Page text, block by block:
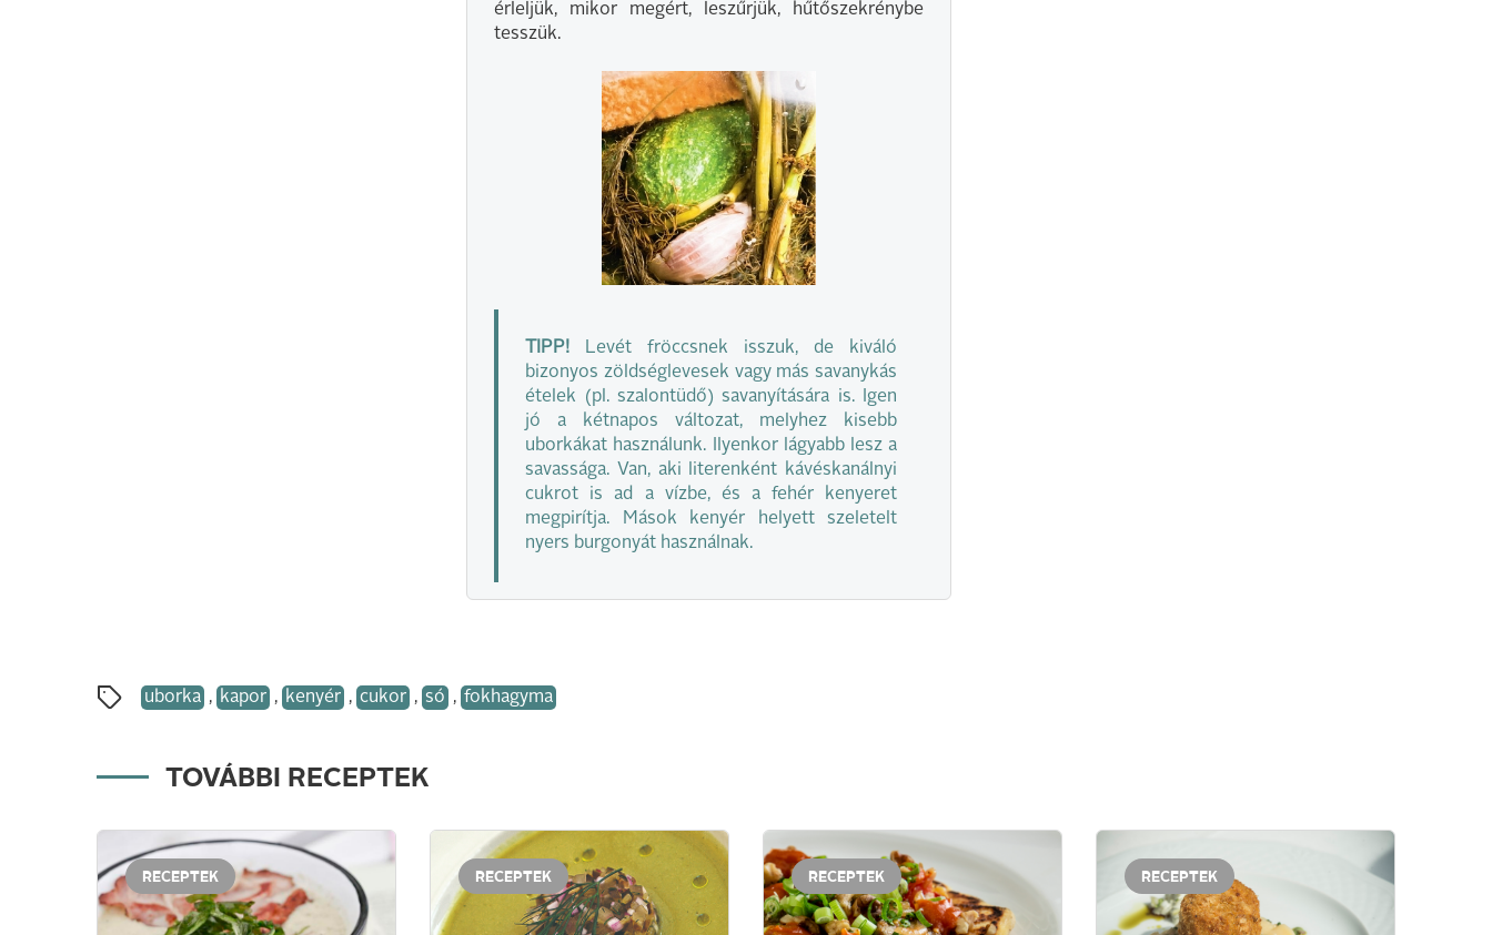
érleljük, mikor megért, leszűrjük, hűtőszekrénybe
tesszük.
TIPP! Levét fröccsnek isszuk, de kiváló
bizonyos zöldséglevesek vagy más savanykás
ételek (pl. szalontüdő) savanyítására is. Igen
jó a kétnapos változat, melyhez kisebb
uborkákat használunk. Ilyenkor lágyabb lesz a
savassága. Van, aki literenként kávéskanálnyi
cukrot is ad a vízbe, és a fehér kenyeret
megpirítja. Mások kenyér helyett szeletelt
nyers burgonyát használnak.
uborka , kapor , kenyér , cukor , só , fokhagyma
TOVÁBBI RECEPTEK
RECEPTEK RECEPTEK RECEPTEK RECEPTEK